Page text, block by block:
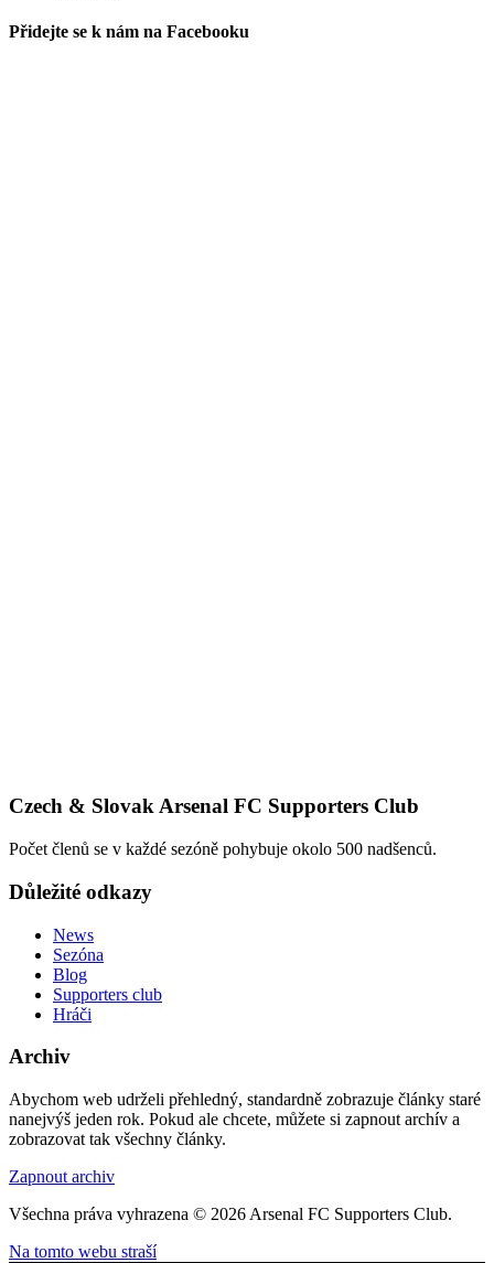
Přidejte se k nám na Facebooku
Czech & Slovak Arsenal FC Supporters Club
Počet členů se v každé sezóně pohybuje okolo 500 nadšenců.
Důležité odkazy
News
Sezóna
Blog
Supporters club
Hráči
Archiv
Abychom web udrželi přehledný, standardně zobrazuje články staré
nanejvýš jeden rok. Pokud ale chcete, můžete si zapnout archív a
zobrazovat tak všechny články.
Zapnout archiv
Všechna práva vyhrazena © 2026 Arsenal FC Supporters Club.
Na tomto webu straší